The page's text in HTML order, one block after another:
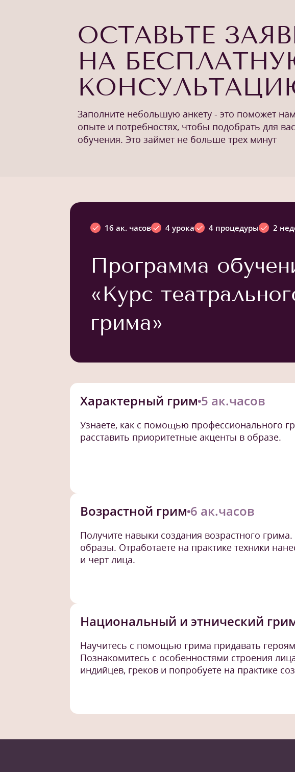
ОСТАВЬТЕ
НА
Заполните небольшую анкету - это поможет
опыте и потребностях, чтобы подобрать для
обучения. Это займет не больше трех минут
16 ак. часов 4 урока 4 процедуры 2
Программа
«Курс
грима»
Характерный грим 5 ак.часов
Узнаете, как с помощью профессионального
расставить приоритетные акценты в образе.
Возрастной грим 6 ак.часов
Получите навыки создания возрастного
образы. Отработаете на практике техники
и черт лица.
Национальный и этнический
Научитесь с помощью грима придавать
Познакомитесь с особенностями строения
индийцев, греков и попробуете на практике